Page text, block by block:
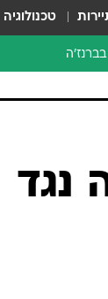
טכנולוגיה
בברנז'ה